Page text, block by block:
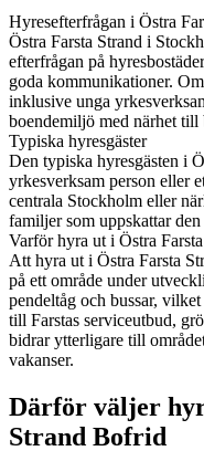
Hyresefterfrågan i Östra
Östra Farsta Strand i
efterfrågan på
goda kommunikationer.
inklusive unga
boendemiljö med närhet till
Typiska hyresgäster
Den typiska hyresgästen i
yrkesverksam person eller
centrala Stockholm eller
familjer som uppskattar
Varför hyra ut i Östra
Att hyra ut i Östra Farsta
på ett område under
pendeltåg och bussar,
till Farstas serviceutbud,
bidrar ytterligare till
vakanser.
Därför väljer
Strand Bofrid